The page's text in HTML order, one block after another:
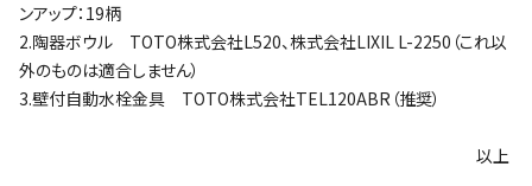
ンアップ：19柄
2.陶器ボウル TOTO株式会社L520、株式会社LIXIL L-2250（これ以
外のものは適合しません）
3.壁付自動水栓金具 TOTO株式会社TEL120ABR（推奨）
以上